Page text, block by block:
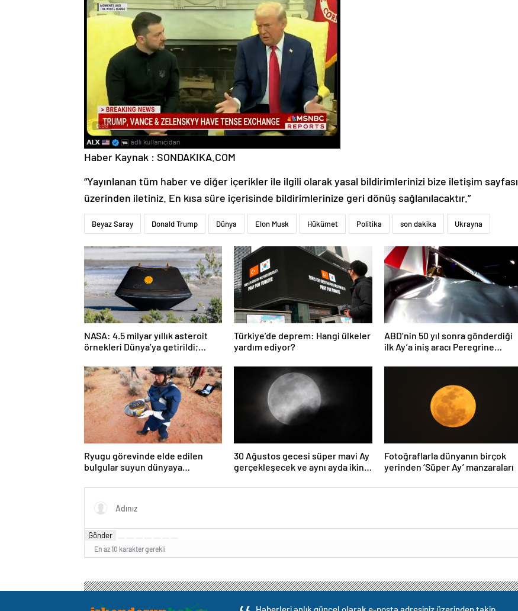
Haber Kaynak : SONDAKIKA.COM
“Yayınlanan tüm haber ve diğer içerikler ile ilgili olarak yasal bildirimlerinizi bize iletişim sayfası
üzerinden iletiniz. En kısa süre içerisinde bildirimlerinize geri dönüş sağlanılacaktır.”
Beyaz Saray Donald Trump Dünya Elon Musk Hükümet Politika son dakika Ukrayna
NASA: 4.5 milyar yıllık asteroit
örnekleri Dünya’ya getirildi;
tutabilir
Türkiye’de deprem: Hangi ülkeler
yardım ediyor?
ABD’nin 50 yıl sonra gönderdiği
ilk Ay’a iniş aracı Peregrine
düştü
Ryugu görevinde elde edilen
bulgular suyun dünyaya
olabileceğini gösteriyor
30 Ağustos gecesi süper mavi Ay
gerçekleşecek ve aynı ayda ikinci
Fotoğraflarla dünyanın birçok
yerinden ‘Süper Ay’ manzaraları
Gönder
En az 10 karakter gerekli